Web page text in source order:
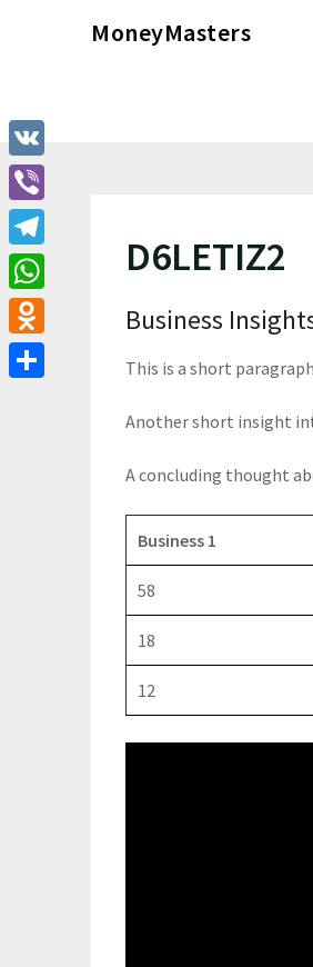
MoneyMasters
D6LETIZ2
Business
This is a short
Another short insight
A concluding thought
Business 1
58
18
12
VK
Viber
Telegram
WhatsApp
Odnoklassniki